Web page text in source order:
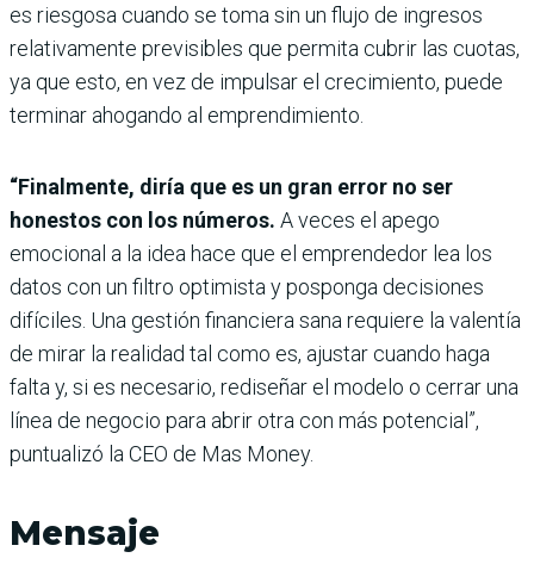
es riesgosa cuando se toma sin un flujo de ingresos
relativamente previsibles que permita cubrir las cuotas,
ya que esto, en vez de impulsar el crecimiento, puede
terminar ahogando al emprendimiento.
“Finalmente, diría que es un gran error no ser
honestos con los números. A veces el apego
emocional a la idea hace que el emprendedor lea los
datos con un filtro optimista y posponga decisiones
difíciles. Una gestión financiera sana requiere la valentía
de mirar la realidad tal como es, ajustar cuando haga
falta y, si es necesario, rediseñar el modelo o cerrar una
línea de negocio para abrir otra con más potencial”,
puntualizó la CEO de Mas Money.
Mensaje